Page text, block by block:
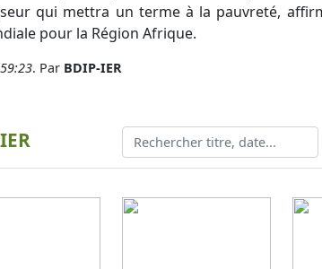
qui mettra un terme à la pauvreté,
pour la Région Afrique.
. Par BDIP-IER